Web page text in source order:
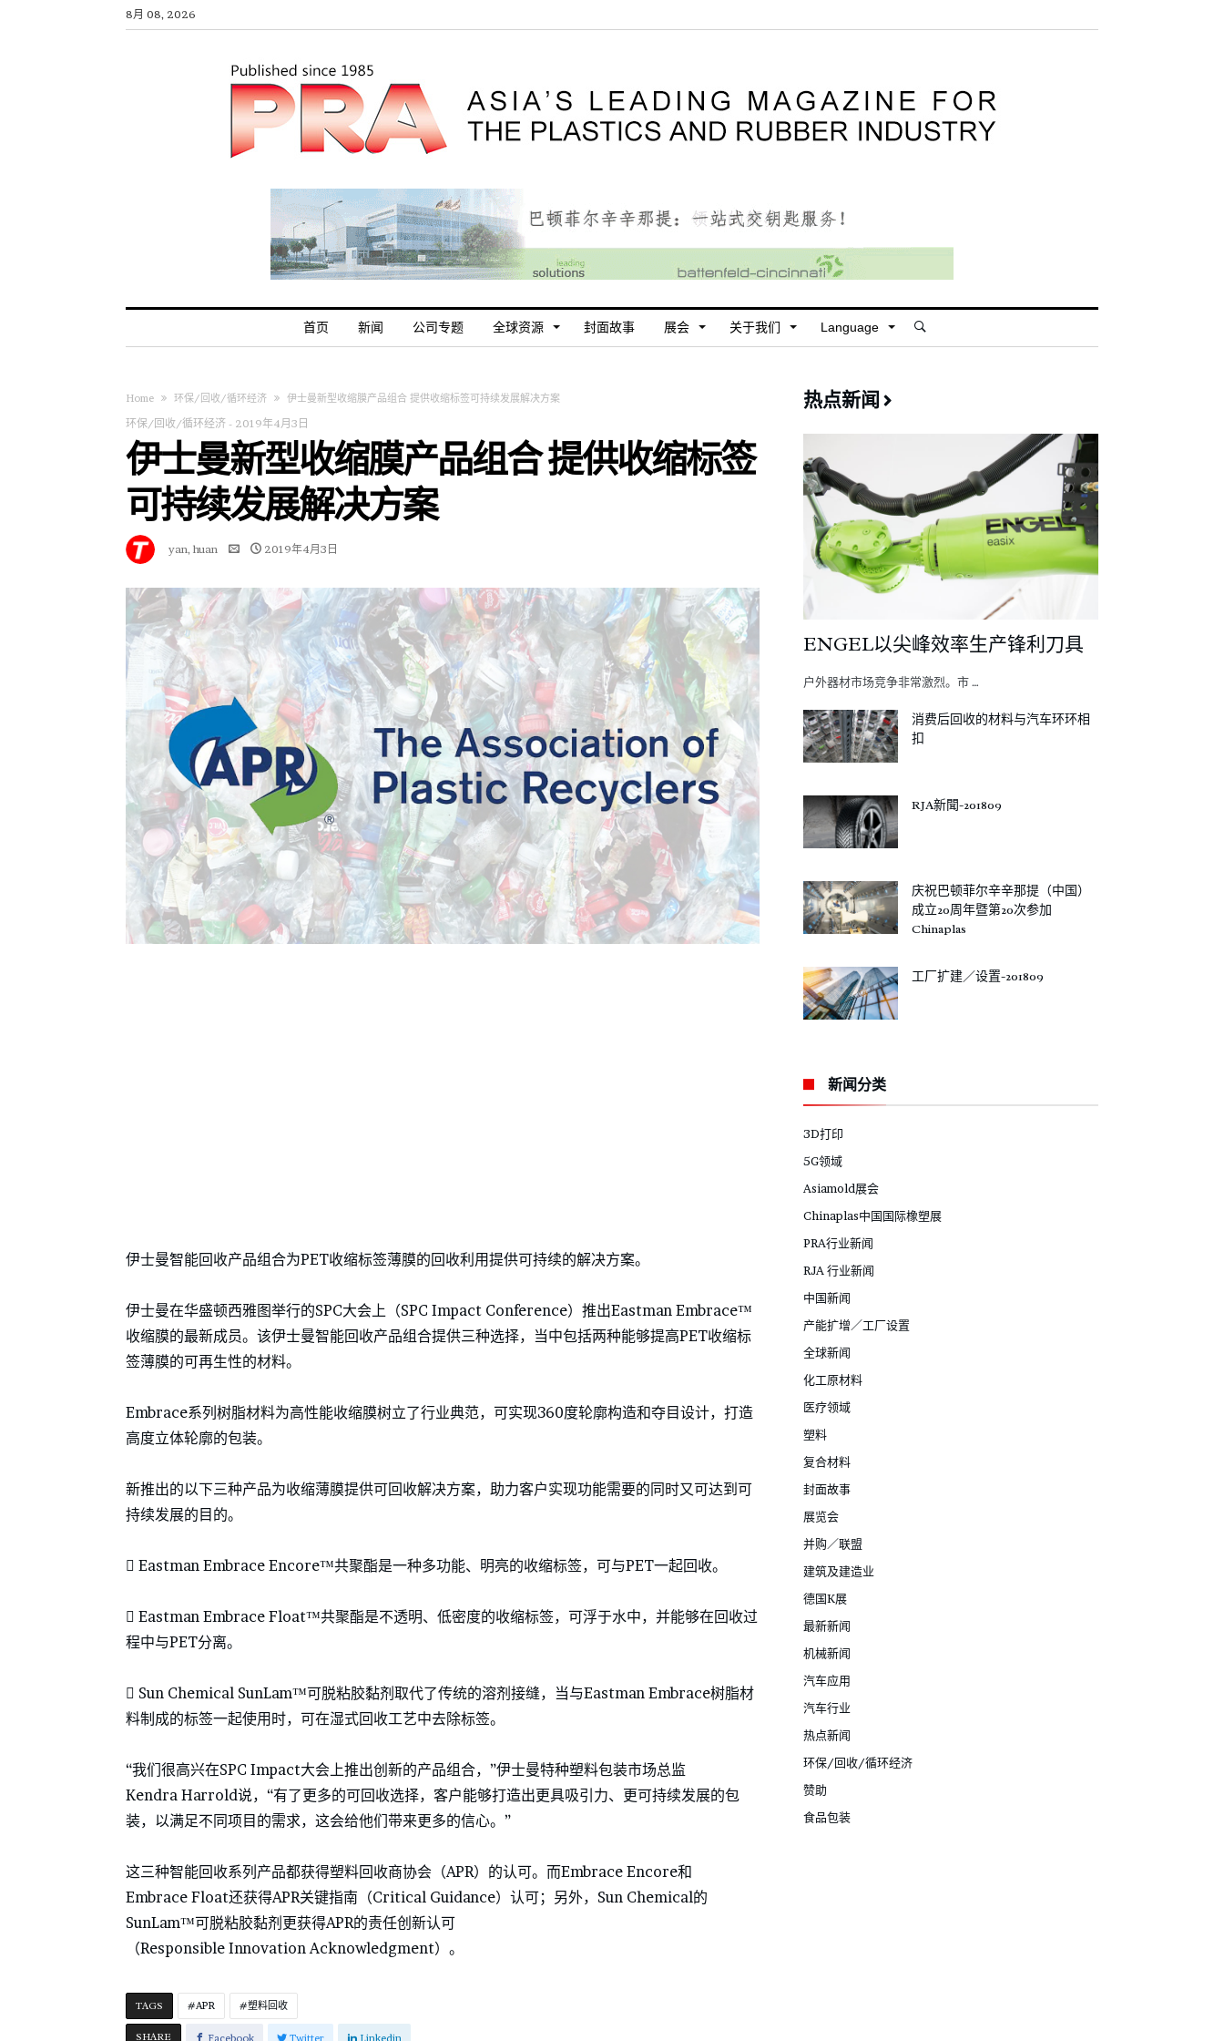
8月 08, 2026
首页 新闻 公司专题 全球资源 封面故事 展会 关于我们 Language
Home 环保/回收/循环经济 伊士曼新型收缩膜产品组合 提供收缩标签可持续发展解决方案
环保/回收/循环经济 - 2019年4月3日
伊士曼新型收缩膜产品组合 提供收缩标签
可持续发展解决方案
yan, huan 2019年4月3日
伊士曼智能回收产品组合为PET收缩标签薄膜的回收利用提供可持续的解决方案。
伊士曼在华盛顿西雅图举行的SPC大会上（SPC Impact Conference）推出Eastman Embrace™
收缩膜的最新成员。该伊士曼智能回收产品组合提供三种选择，当中包括两种能够提高PET收缩标
签薄膜的可再生性的材料。
Embrace系列树脂材料为高性能收缩膜树立了行业典范，可实现360度轮廓构造和夺目设计，打造
高度立体轮廓的包装。
新推出的以下三种产品为收缩薄膜提供可回收解决方案，助力客户实现功能需要的同时又可达到可
持续发展的目的。
 Eastman Embrace Encore™共聚酯是一种多功能、明亮的收缩标签，可与PET一起回收。
 Eastman Embrace Float™共聚酯是不透明、低密度的收缩标签，可浮于水中，并能够在回收过
程中与PET分离。
 Sun Chemical SunLam™可脱粘胶黏剂取代了传统的溶剂接缝，当与Eastman Embrace树脂材
料制成的标签一起使用时，可在湿式回收工艺中去除标签。
“我们很高兴在SPC Impact大会上推出创新的产品组合，”伊士曼特种塑料包装市场总监
Kendra Harrold说，“有了更多的可回收选择，客户能够打造出更具吸引力、更可持续发展的包
装，以满足不同项目的需求，这会给他们带来更多的信心。”
这三种智能回收系列产品都获得塑料回收商协会（APR）的认可。而Embrace Encore和
Embrace Float还获得APR关键指南（Critical Guidance）认可；另外，Sun Chemical的
SunLam™可脱粘胶黏剂更获得APR的责任创新认可
（Responsible Innovation Acknowledgment）。
TAGS APR 塑料回收
SHARE
热点新闻
ENGEL以尖峰效率生产锋利刀具
户外器材市场竞争非常激烈。市 …
消费后回收的材料与汽车环环相
扣
RJA新聞-201809
庆祝巴顿菲尔辛辛那提（中国）
成立20周年暨第20次参加
Chinaplas
工厂扩建／设置-201809
新闻分类
3D打印
5G领域
Asiamold展会
Chinaplas中国国际橡塑展
PRA行业新闻
RJA 行业新闻
中国新闻
产能扩增／工厂设置
全球新闻
化工原材料
医疗领域
塑料
复合材料
封面故事
展览会
并购／联盟
建筑及建造业
德国K展
最新新闻
机械新闻
汽车应用
汽车行业
热点新闻
环保/回收/循环经济
赞助
食品包装